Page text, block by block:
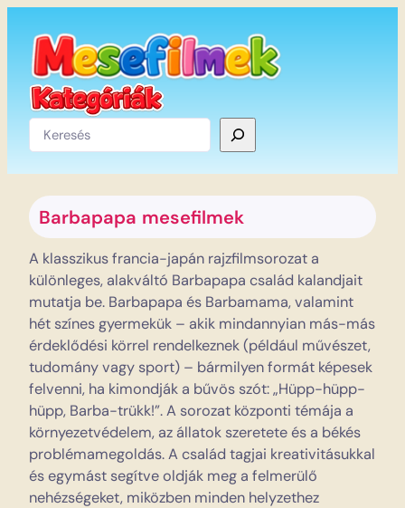
tartalomhoz
Keresés
Barbapapa mesefilmek
A klasszikus francia-japán rajzfilmsorozat a
különleges, alakváltó Barbapapa család kalandjait
mutatja be. Barbapapa és Barbamama, valamint
hét színes gyermekük – akik mindannyian más-más
érdeklődési körrel rendelkeznek (például művészet,
tudomány vagy sport) – bármilyen formát képesek
felvenni, ha kimondják a bűvös szót: „Hüpp-hüpp-
hüpp, Barba-trükk!”. A sorozat központi témája a
környezetvédelem, az állatok szeretete és a békés
problémamegoldás. A család tagjai kreativitásukkal
és egymást segítve oldják meg a felmerülő
nehézségeket, miközben minden helyzethez